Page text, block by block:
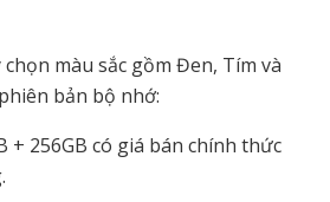
màu sắc gồm Đen, Tím và
bản bộ nhớ:
+ 256GB có giá bán chính thức